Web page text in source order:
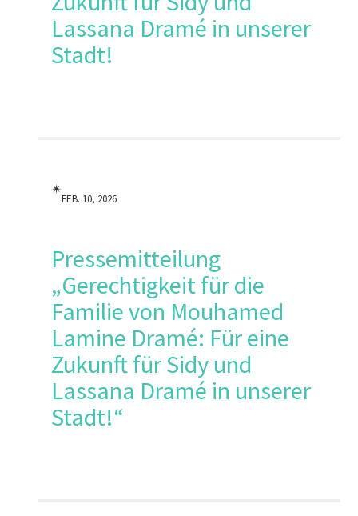
Lassana Dramé in unserer
Stadt!
✴︎
FEB. 10, 2026
Pressemitteilung
„Gerechtigkeit für die
Familie von Mouhamed
Lamine Dramé: Für eine
Zukunft für Sidy und
Lassana Dramé in unserer
Stadt!“